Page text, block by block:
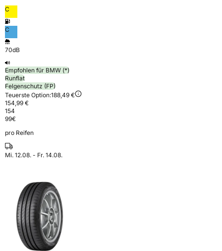
C
C
70dB
Empfohlen für BMW (*)
Runflat
Felgenschutz (FP)
Teuerste Option:188,49 €
154,99 €
154
99€
pro Reifen
Mi. 12.08. - Fr. 14.08.